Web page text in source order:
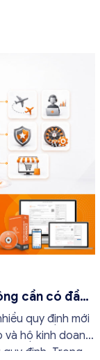
cần có đầy
quy định mới
hộ kinh doanh
định. Trong